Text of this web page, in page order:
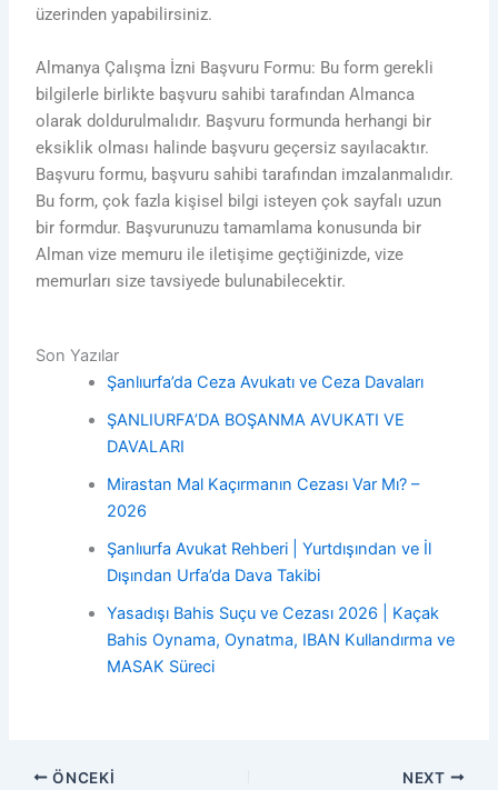
üzerinden yapabilirsiniz.
Almanya Çalışma İzni Başvuru Formu: Bu form gerekli
bilgilerle birlikte başvuru sahibi tarafından Almanca
olarak doldurulmalıdır. Başvuru formunda herhangi bir
eksiklik olması halinde başvuru geçersiz sayılacaktır.
Başvuru formu, başvuru sahibi tarafından imzalanmalıdır.
Bu form, çok fazla kişisel bilgi isteyen çok sayfalı uzun
bir formdur. Başvurunuzu tamamlama konusunda bir
Alman vize memuru ile iletişime geçtiğinizde, vize
memurları size tavsiyede bulunabilecektir.
Son Yazılar
Şanlıurfa’da Ceza Avukatı ve Ceza Davaları
ŞANLIURFA’DA BOŞANMA AVUKATI VE
DAVALARI
Mirastan Mal Kaçırmanın Cezası Var Mı? –
2026
Şanlıurfa Avukat Rehberi | Yurtdışından ve İl
Dışından Urfa’da Dava Takibi
Yasadışı Bahis Suçu ve Cezası 2026 | Kaçak
Bahis Oynama, Oynatma, IBAN Kullandırma ve
MASAK Süreci
ÖNCEKI NEXT